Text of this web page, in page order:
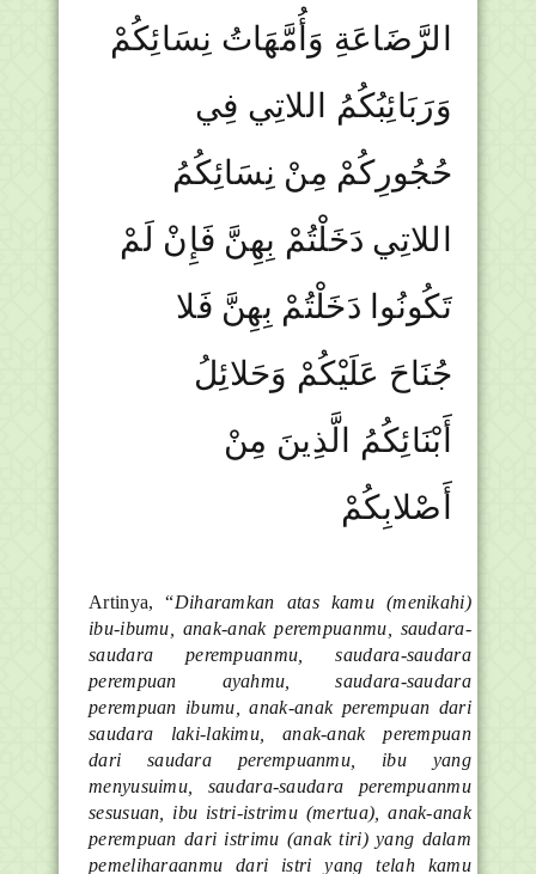
الرَّضَاعَةِ وَأُمَّهَاتُ نِسَائِكُمْ
وَرَبَائِبُكُمُ اللاتِي فِي
حُجُورِكُمْ مِنْ نِسَائِكُمُ
اللاتِي دَخَلْتُمْ بِهِنَّ فَإِنْ لَمْ
تَكُونُوا دَخَلْتُمْ بِهِنَّ فَلا
جُنَاحَ عَلَيْكُمْ وَحَلائِلُ
أَبْنَائِكُمُ الَّذِينَ مِنْ
أَصْلابِكُمْ
Artinya, “Diharamkan atas kamu (menikahi)
ibu-ibumu, anak-anak perempuanmu, saudara-
saudara perempuanmu, saudara-saudara
perempuan ayahmu, saudara-saudara
perempuan ibumu, anak-anak perempuan dari
saudara laki-lakimu, anak-anak perempuan
dari saudara perempuanmu, ibu yang
menyusuimu, saudara-saudara perempuanmu
sesusuan, ibu istri-istrimu (mertua), anak-anak
perempuan dari istrimu (anak tiri) yang dalam
pemeliharaanmu dari istri yang telah kamu